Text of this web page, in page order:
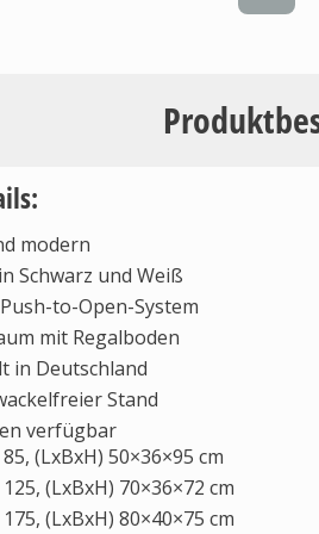
modern
Schwarz und Weiß
to-Open-System
mit Regalboden
in Deutschland
Stand
verfügbar
(LxBxH) 50×36×95 cm
(LxBxH) 70×36×72 cm
(LxBxH) 80×40×75 cm